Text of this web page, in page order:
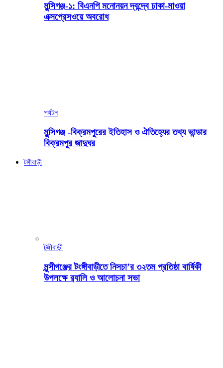
মুন্সিগঞ্জ-১: বিএনপি মনোনয়ন দ্বন্দ্বে ঢাকা-মাওয়া
এক্সপ্রেসওয়ে অবরোধ
পর্যটন
মুন্সিগঞ্জ -বিক্রমপুরের ইতিহাস ও ঐতিহ্যের তথ্য ভান্ডার
বিক্রমপুর জাদুঘর
টঙ্গীবাড়ী
টঙ্গীবাড়ী
মুন্সীগঞ্জের টংঙ্গীবাড়ীতে নিসচা’র ৩২তম প্রতিষ্ঠা বার্ষিকী
উপলক্ষে র‍্যালি ও আলোচনা সভা